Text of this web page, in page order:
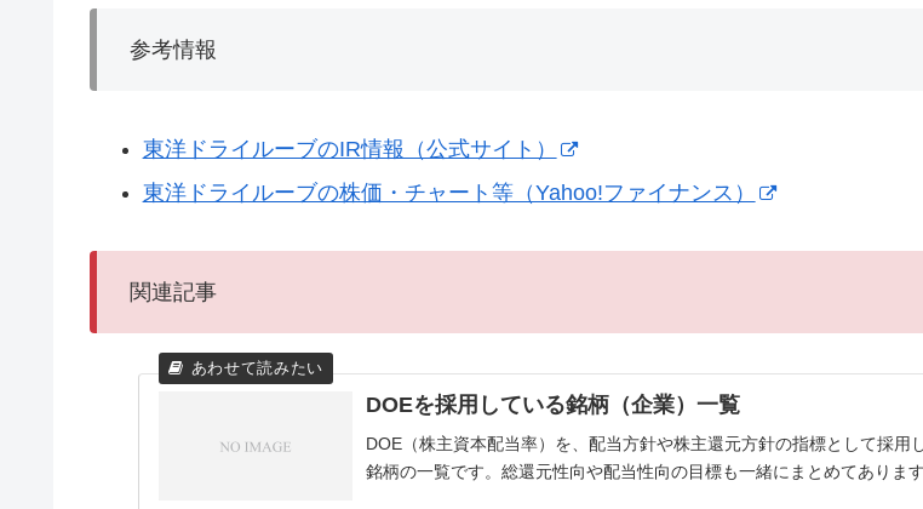
参考情報
東洋ドライルーブのIR情報（公式サイト）
東洋ドライルーブの株価・チャート等（Yahoo!ファイナンス）
関連記事
DOEを採用している銘柄（企業）一覧
DOE（株主資本配当率）を、配当方針や株主還元方針の指標として採用
銘柄の一覧です。総還元性向や配当性向の目標も一緒にまとめてあります